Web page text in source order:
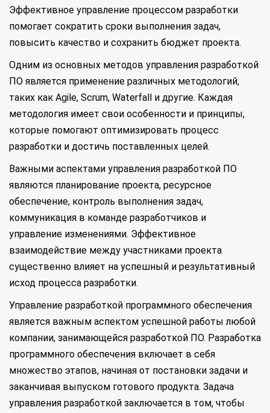
Эффективное управление процессом разработки
помогает сократить сроки выполнения задач,
повысить качество и сохранить бюджет проекта.
Одним из основных методов управления разработкой
ПО является применение различных методологий,
таких как Agile, Scrum, Waterfall и другие. Каждая
методология имеет свои особенности и принципы,
которые помогают оптимизировать процесс
разработки и достичь поставленных целей.
Важными аспектами управления разработкой ПО
являются планирование проекта, ресурсное
обеспечение, контроль выполнения задач,
коммуникация в команде разработчиков и
управление изменениями. Эффективное
взаимодействие между участниками проекта
существенно влияет на успешный и результативный
исход процесса разработки.
Управление разработкой программного обеспечения
является важным аспектом успешной работы любой
компании, занимающейся разработкой ПО. Разработка
программного обеспечения включает в себя
множество этапов, начиная от постановки задачи и
заканчивая выпуском готового продукта. Задача
управления разработкой заключается в том, чтобы